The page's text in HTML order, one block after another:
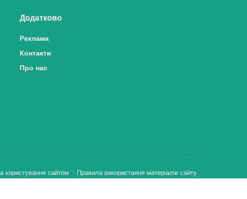
Додатково
Реклама
Контакти
Про нас
користування сайтом Правила використання матеріалів сайту